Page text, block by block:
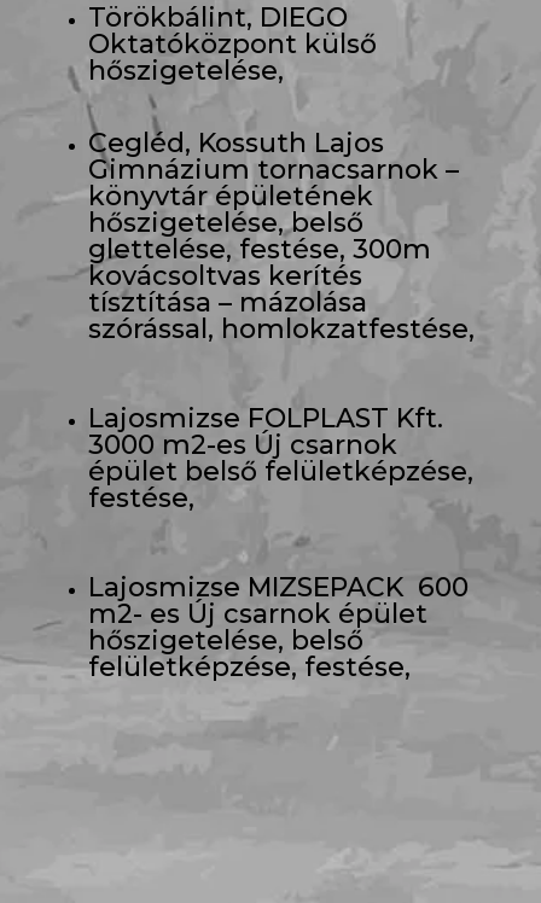
Törökbálint, DIEGO
Oktatóközpont külső
hőszigetelése,
Cegléd, Kossuth Lajos
Gimnázium tornacsarnok –
könyvtár épületének
hőszigetelése, belső
glettelése, festése, 300m
kovácsoltvas kerítés
tísztítása – mázolása
szórással, homlokzatfestése,
Lajosmizse FOLPLAST Kft.
3000 m2-es Új csarnok
épület belső felületképzése,
festése,
Lajosmizse MIZSEPACK 600
m2- es Új csarnok épület
hőszigetelése, belső
felületképzése, festése,